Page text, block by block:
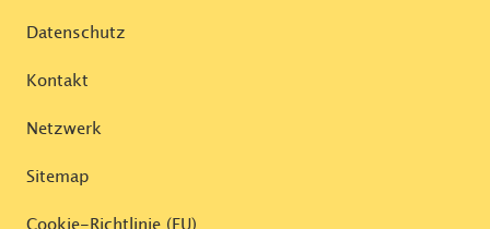
Datenschutz
Kontakt
Netzwerk
Sitemap